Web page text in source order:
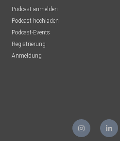
Podcast anmelden
Podcast hochladen
Podcast-Events
Registrierung
Anmeldung